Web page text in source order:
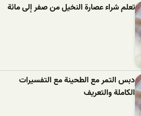
تعلم شراء عصارة النخيل من صفر إلى مائة
دبس التمر مع الطحينة مع التفسيرات
الكاملة والتعريف